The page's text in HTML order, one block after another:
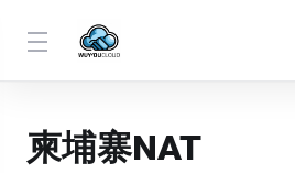
柬埔寨NAT